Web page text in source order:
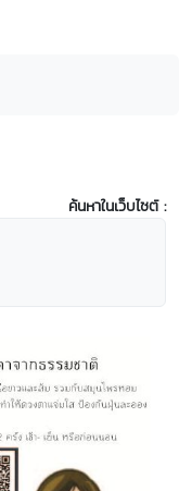
ค้นหาในเว็บไซต์ :